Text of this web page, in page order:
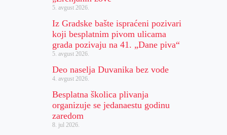
5. avgust 2026.
Iz Gradske bašte ispraćeni pozivari
koji besplatnim pivom ulicama
grada pozivaju na 41. „Dane piva“
5. avgust 2026.
Deo naselja Duvanika bez vode
4. avgust 2026.
Besplatna školica plivanja
organizuje se jedanaestu godinu
zaredom
8. jul 2026.